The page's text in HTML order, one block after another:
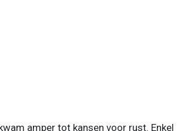
amper tot kansen voor rust. Enkel